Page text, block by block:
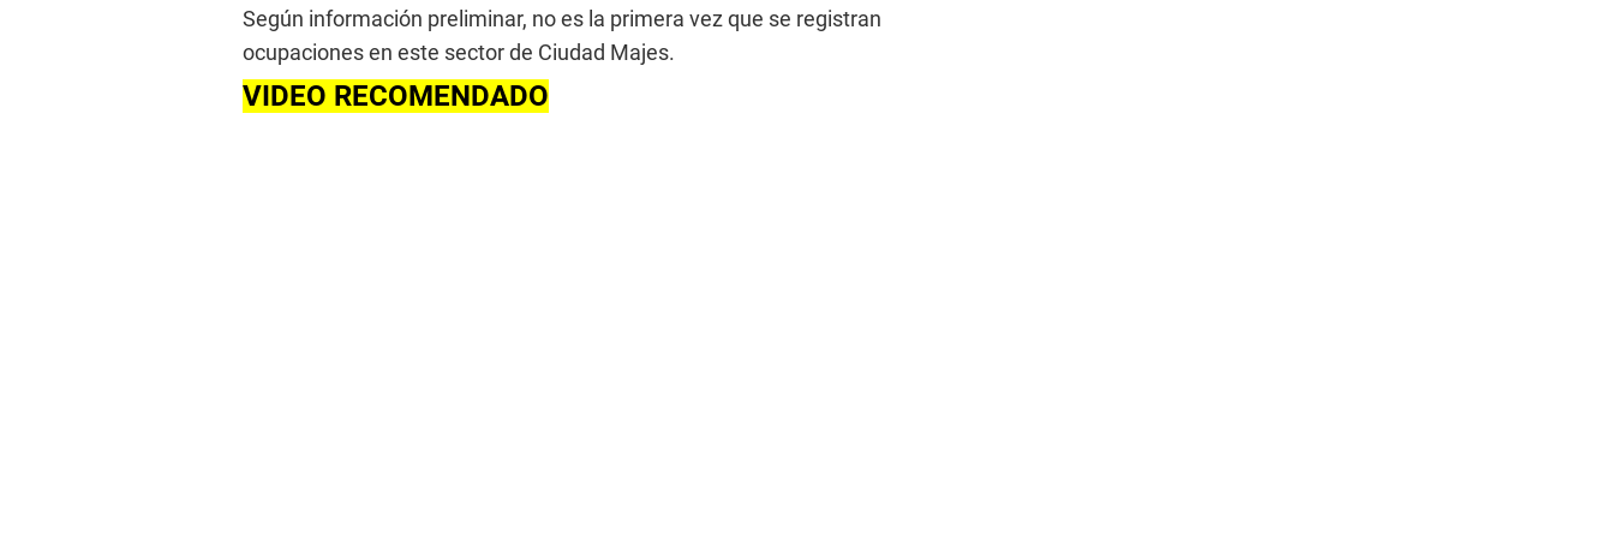
Según información preliminar, no es la primera vez que se registran
ocupaciones en este sector de Ciudad Majes.
VIDEO RECOMENDADO